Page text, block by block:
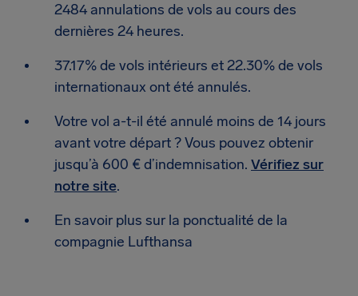
2484 annulations de vols au cours des
dernières 24 heures.
37.17% de vols intérieurs et 22.30% de vols
internationaux ont été annulés.
Votre vol a-t-il été annulé moins de 14 jours
avant votre départ ? Vous pouvez obtenir
jusqu’à 600 € d’indemnisation. Vérifiez sur
notre site.
En savoir plus sur la ponctualité de la
compagnie Lufthansa